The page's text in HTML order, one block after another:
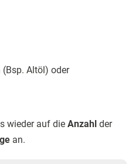
Altöl) oder
wieder auf die Anzahl der
an.